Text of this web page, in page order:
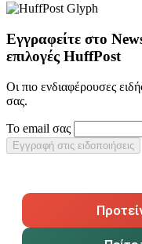
Εγγραφείτε στο
επιλογές HuffPost
Οι πιο ενδιαφέρουσες
σας.
Το email σας
Εγγραφή στις ειδοποιήσεις